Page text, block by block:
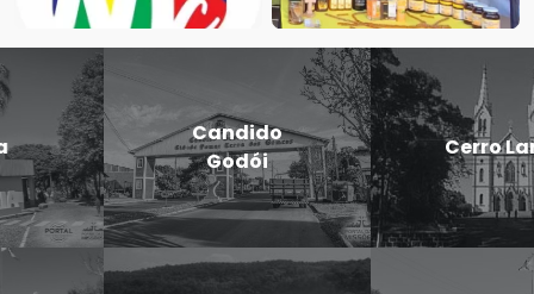
Candido
Godói
Cerro Largo